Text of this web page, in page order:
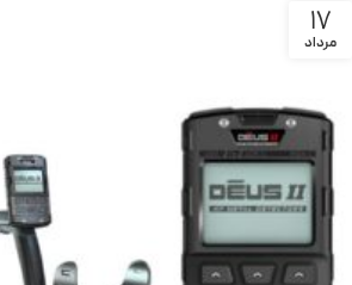
17
مرداد